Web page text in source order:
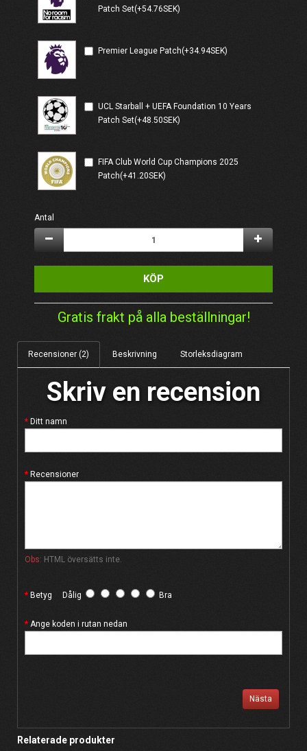
Patch Set(+54.76SEK)
Premier League Patch(+34.94SEK)
UCL Starball + UEFA Foundation 10 Years
Patch Set(+48.50SEK)
FIFA Club World Cup Champions 2025
Patch(+41.20SEK)
Antal
KÖP
Gratis frakt på alla beställningar!
Recensioner (2) Beskrivning Storleksdiagram
Skriv en recension
Ditt namn
Recensioner
Obs: HTML översätts inte.
Betyg Dålig Bra
Ange koden i rutan nedan
Nästa
Relaterade produkter